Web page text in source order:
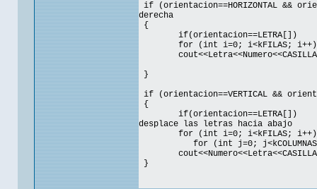
if (orientacion==HORIZONTAL &&
derecha
{
if(orientacion==LETRA[])
for (int i=0; i<kFILAS;
}
if (orientacion==VERTICAL &&
{
if(orientacion==LETRA[])
desplace las letras hacia abajo
for (int i=0; i<kFILAS;
for (int j=0;
}